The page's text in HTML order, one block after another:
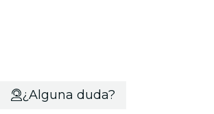
¿Alguna duda?